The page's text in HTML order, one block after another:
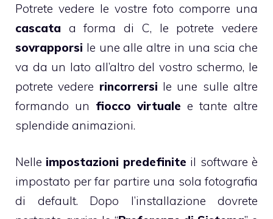
Potrete vedere le vostre foto comporre una
cascata a forma di C, le potrete vedere
sovrapporsi le une alle altre in una scia che
va da un lato all’altro del vostro schermo, le
potrete vedere rincorrersi le une sulle altre
formando un fiocco virtuale e tante altre
splendide animazioni.
Nelle impostazioni predefinite il software è
impostato per far partire una sola fotografia
di default. Dopo l’installazione dovrete